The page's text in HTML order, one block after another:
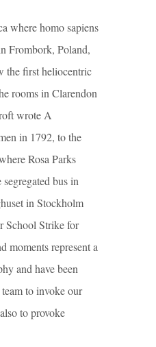
where homo sapiens
Frombork, Poland,
the first heliocentric
rooms in Clarendon
wrote A
in 1792, to the
Rosa Parks
bus in
in Stockholm
School Strike for
moments represent a
and have been
to invoke our
to provoke